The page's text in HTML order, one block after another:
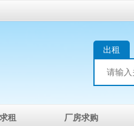
出租
租 厂房求购